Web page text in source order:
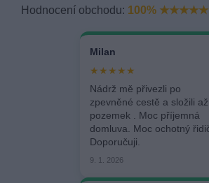
Hodnocení obchodu: 100% ★★★★★
Milan
★★★★★
Nádrž mě přivezli po
zpevněné cestě a složili
pozemek . Moc příjemná
domluva. Moc ochotný
Doporučuji.
9. 1. 2026